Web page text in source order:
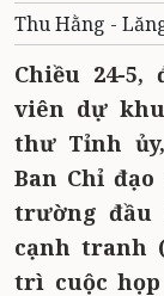
Thu Hằng -
Chiều 24-
viên dự
thư Tỉnh
Ban Chỉ
trường đầu
cạnh tranh
trì cuộc họp